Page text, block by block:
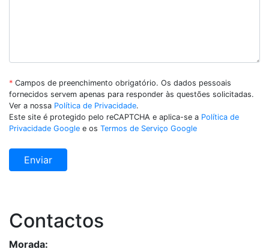
* Campos de preenchimento obrigatório. Os dados pessoais
fornecidos servem apenas para responder às questões solicitadas.
Ver a nossa Política de Privacidade.
Este site é protegido pelo reCAPTCHA e aplica-se a Política de
Privacidade Google e os Termos de Serviço Google
Contactos
Morada: